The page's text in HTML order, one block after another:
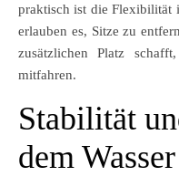
praktisch ist die Flexibilität
erlauben es, Sitze zu
zusätzlichen Platz
mitfahren.
Stabilität
dem Wasser